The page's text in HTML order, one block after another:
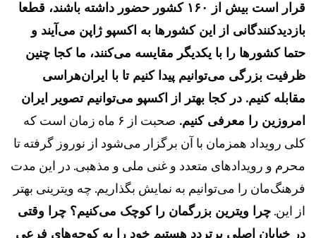
قرار است بیش از ۱۶۰ کشور حضور داشته باشند، قطعا
بازدیدکنندگانی از این کشورها به اکسپو ژاپن می‌آیند و
حتما کشورها را با یکدیگر مقایسه می‌کنند، ما کجا چنین
ظرفیت بزرگی می‌توانیم پیدا کنیم تا با ایران‌هراسی
مقابله کنیم. در کجا بهتر از اکسپو می‌توانیم تصویر ایران
امروزین را معرفی کنیم.
صحبت از ۶ ماه زمان است که
کلی رویداد همزمان با آن برگزار می‌شود از نوروز گرفته تا
محرم و رویدادهای متعدد و غنی ملی و مذهبی. در این مدت
فرهنگ‌مان را می‌توانیم به نمایش بگذاریم. چه ویترینی بهتر
از این. چرا ویترین بزرگمان را کوچک می‌کنیم؟ چرا وقتی
در خیابان اصلی پرتردد هستیم خود را به کوچه‌های فرعی